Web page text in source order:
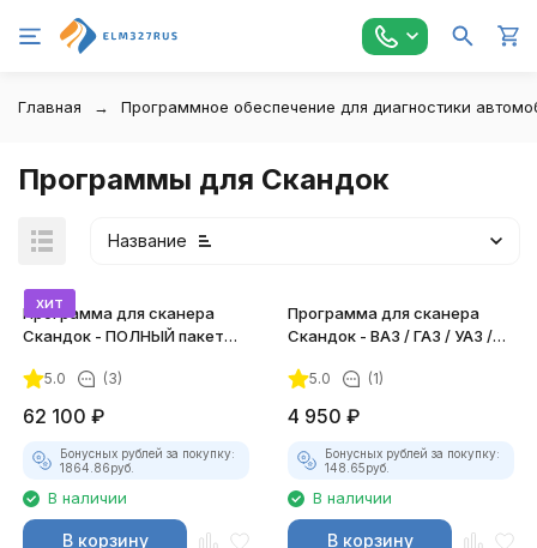
Главная Программное обеспечение для диагностики
Программы для Скандок
Название
хит
Программа для сканера
Скандок - ПОЛНЫЙ пакет
5.0 (3)
62 100 ₽
Бонусных рублей за покупку:
1864.86руб.
В наличии
В корзину
Программа для сканера
Скандок - ВАЗ / ГАЗ / УАЗ /
5.0 (1)
4 950 ₽
Бонусных рублей за покупку:
148.65руб.
В наличии
В корзину